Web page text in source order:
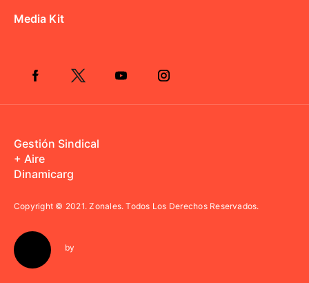
Media Kit
Gestión Sindical
+ Aire
Dinamicarg
Copyright © 2021.Zonales. Todos Los Derechos Reservados.
by